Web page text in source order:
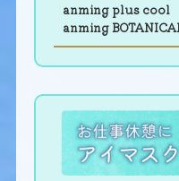
anming plus cool
anming